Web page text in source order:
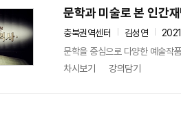
문학과 미술로 본 인간
충북권역센터 김성연
문학을 중심으로 다양한 예술작
차시보기
강의담기